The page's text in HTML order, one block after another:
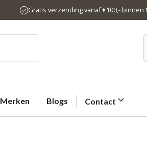
Gratis verzending vanaf €100,- binnen
Merken Blogs Contact